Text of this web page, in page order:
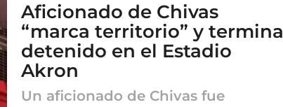
a
g
Aficionado de Chivas
“marca territorio” y termina
detenido en el Estadio
Akron
Un aficionado de Chivas fue